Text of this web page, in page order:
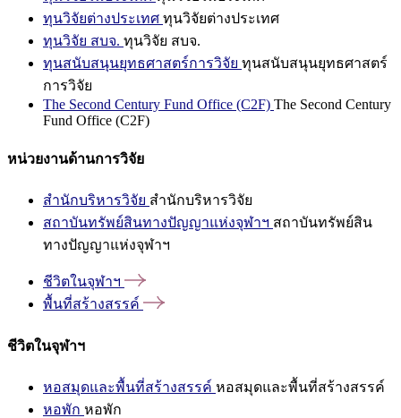
ทุนวิจัยต่างประเทศ ทุนวิจัยต่างประเทศ
ทุนวิจัย สบจ. ทุนวิจัย สบจ.
ทุนสนับสนุนยุทธศาสตร์การวิจัย ทุนสนับสนุนยุทธศาสตร์
การวิจัย
The Second Century Fund Office (C2F) The Second Century
Fund Office (C2F)
หน่วยงานด้านการวิจัย
สำนักบริหารวิจัย สำนักบริหารวิจัย
สถาบันทรัพย์สินทางปัญญาแห่งจุฬาฯ สถาบันทรัพย์สิน
ทางปัญญาแห่งจุฬาฯ
ชีวิตในจุฬาฯ
พื้นที่สร้างสรรค์
ชีวิตในจุฬาฯ
หอสมุดและพื้นที่สร้างสรรค์ หอสมุดและพื้นที่สร้างสรรค์
หอพัก หอพัก